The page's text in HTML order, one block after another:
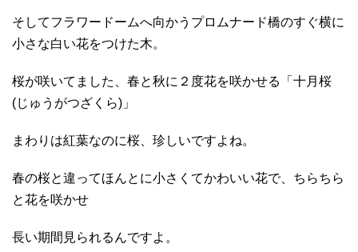
そしてフラワードームへ向かうプロムナード橋のすぐ横に
小さな白い花をつけた木。
桜が咲いてました、春と秋に２度花を咲かせる「十月桜
(じゅうがつざくら)」
まわりは紅葉なのに桜、珍しいですよね。
春の桜と違ってほんとに小さくてかわいい花で、ちらちら
と花を咲かせ
長い期間見られるんですよ。